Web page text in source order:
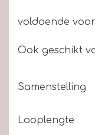
voldoende
Ook geschikt
Samenstelling
Looplengte